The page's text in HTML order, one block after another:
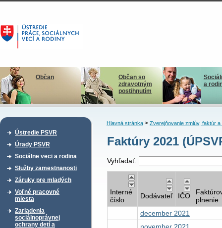
Občan
Občan so
zdravotným
postihnutím
a
Ústredie PSVR
Úrady PSVR
Sociálne veci a rodina
Služby zamestnanosti
Záruky pre mladých
Voľné pracovné
miesta
Zariadenia
sociálnoprávnej
ochrany detí a
Hlavná stránka> Zverejňovanie zmlúv, faktúr a
Faktúry 2021
Vyhľadať:
Interné
číslo
Dodávateľ IČO
plnenie
december 2021